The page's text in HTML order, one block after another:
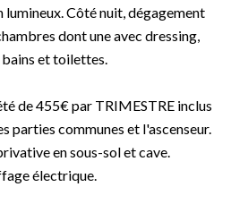
Côté nuit, dégagement
dont une avec dressing,
bains et toilettes.
de 455€ par TRIMESTRE inclus
parties communes et l'ascenseur.
en sous-sol et cave.
électrique.